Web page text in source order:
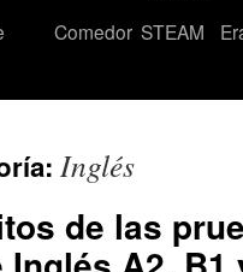
Comedor STEAM
Inglés
de las